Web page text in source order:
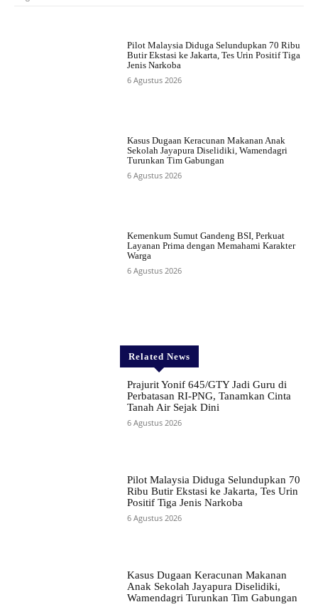
Pilot Malaysia Diduga Selundupkan 70 Ribu
Butir Ekstasi ke Jakarta, Tes Urin Positif Tiga
Jenis Narkoba
6 Agustus 2026
Kasus Dugaan Keracunan Makanan Anak
Sekolah Jayapura Diselidiki, Wamendagri
Turunkan Tim Gabungan
6 Agustus 2026
Kemenkum Sumut Gandeng BSI, Perkuat
Layanan Prima dengan Memahami Karakter
Warga
6 Agustus 2026
Related News
Prajurit Yonif 645/GTY Jadi Guru di
Perbatasan RI-PNG, Tanamkan Cinta
Tanah Air Sejak Dini
6 Agustus 2026
Pilot Malaysia Diduga Selundupkan 70
Ribu Butir Ekstasi ke Jakarta, Tes Urin
Positif Tiga Jenis Narkoba
6 Agustus 2026
Kasus Dugaan Keracunan Makanan
Anak Sekolah Jayapura Diselidiki,
Wamendagri Turunkan Tim Gabungan